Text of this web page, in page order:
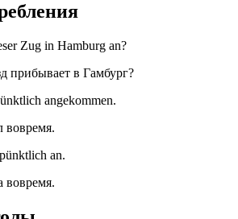
Zug in Hamburg an?
прибывает в Гамбург?
angekommen.
вовремя.
an.
вовремя.